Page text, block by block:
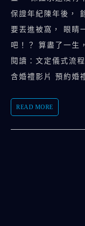
保證年紀陳年後，
要丟進被窩， 眼睛
吧！？ 算盡了一
閱讀：文定儀式流
含婚禮影片 預約婚
READ MORE